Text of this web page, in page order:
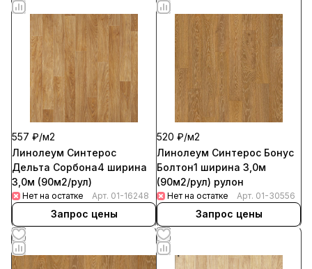
557 ₽/м2
Линолеум Синтерос
Дельта Сорбона4 ширина
3,0м (90м2/рул)
Нет на остатке Арт. 01-16248
Запрос цены
520 ₽/м2
Линолеум Синтерос Бонус
Болтон1 ширина 3,0м
(90м2/рул) рулон
Нет на остатке Арт. 01-30556
Запрос цены